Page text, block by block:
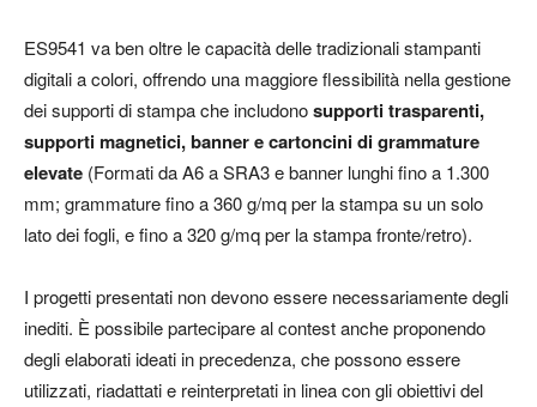
ES9541 va ben oltre le capacità delle tradizionali stampanti
digitali a colori, offrendo una maggiore flessibilità nella gestione
dei supporti di stampa che includonosupporti trasparenti,
supporti magnetici, banner e cartoncini di grammature
elevate (Formati da A6 a SRA3 e banner lunghi fino a 1.300
mm; grammature fino a 360 g/mq per la stampa su un solo
lato dei fogli, e fino a 320 g/mq per la stampa fronte/retro).
I progetti presentati non devono essere necessariamente degli
inediti. È possibile partecipare al contest anche proponendo
degli elaborati ideati in precedenza, che possono essere
utilizzati, riadattati e reinterpretati in linea con gli obiettivi del